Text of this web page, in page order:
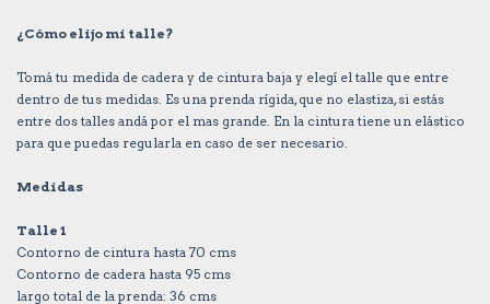
¿Cómo elijo mi talle?
Tomá tu medida de cadera y de cintura baja y elegí el talle que entre
dentro de tus medidas. Es una prenda rígida, que no elastiza, si estás
entre dos talles andá por el mas grande. En la cintura tiene un elástico
para que puedas regularla en caso de ser necesario.
Medidas
Talle 1
Contorno de cintura hasta 70 cms
Contorno de cadera hasta 95 cms
largo total de la prenda: 36 cms